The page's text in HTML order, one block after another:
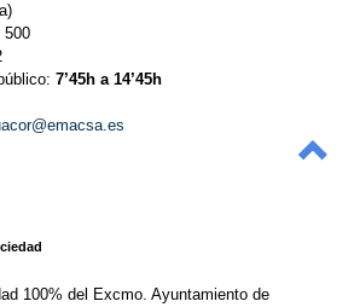
500
7’45h a 14’45h
100% del Excmo. Ayuntamiento de